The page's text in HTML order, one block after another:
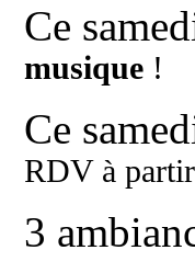
Ce
musique !
Ce
RDV à
3